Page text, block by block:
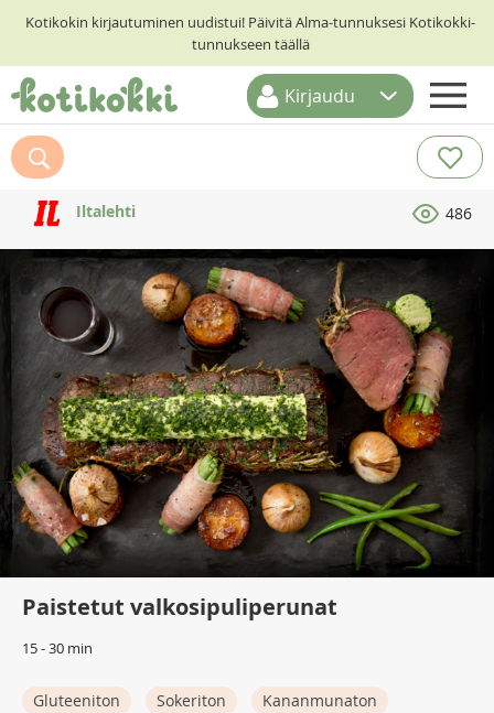
Kotikokin kirjautuminen uudistui! Päivitä Alma-tunnuksesi Kotikokki-
tunnukseen täällä
ETUSIVU
RESEPTIHAKU
RUOKATEEMAT
KESKUSTELUT
KOTIKOKIT
Kirjaudu
Iltalehti 486
Paistetut valkosipuliperunat
15 - 30 min
Gluteeniton Sokeriton
Kananmunaton